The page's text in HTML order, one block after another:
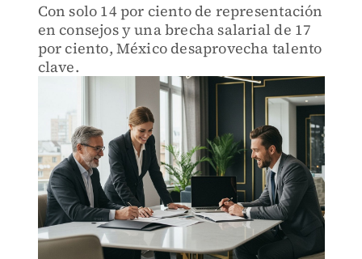
Con solo 14 por ciento de representación
en consejos y una brecha salarial de 17
por ciento, México desaprovecha talento
clave.